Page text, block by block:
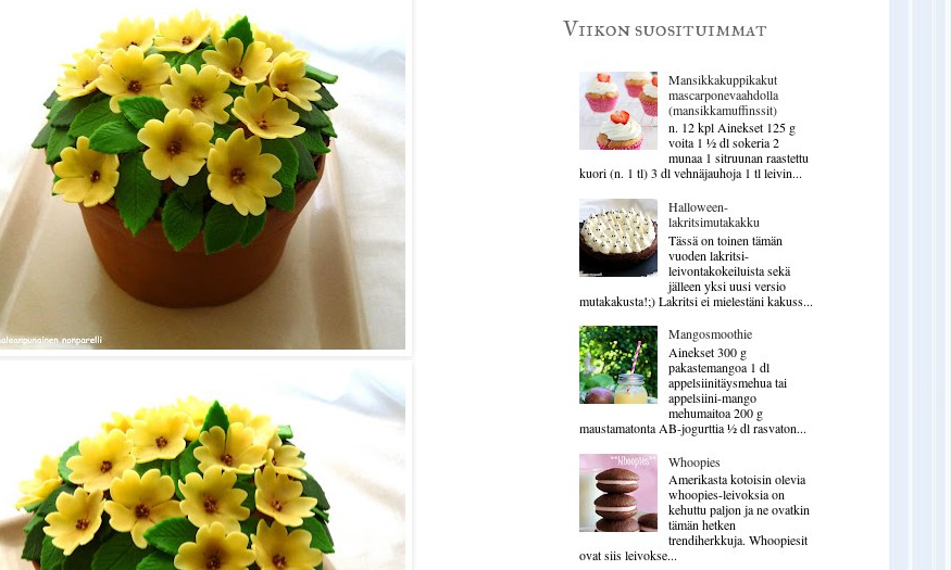
Viikon suosituimmat
Mansikkakuppikakut
mascarponevaahdolla
(mansikkamuffinssit)
n. 12 kpl Ainekset 125 g
voita 1 ½ dl sokeria 2
munaa 1 sitruunan raastettu
kuori (n. 1 tl) 3 dl vehnäjauhoja 1 tl leivin...
Halloween-
lakritsimutakakku
Tässä on toinen tämän
vuoden lakritsi-
leivontakokeiluista sekä
jälleen yksi uusi versio
mutakakusta!;) Lakritsi ei mielestäni kakuss...
Mangosmoothie
Ainekset 300 g
pakastemangoa 1 dl
appelsiinitäysmehua tai
appelsiini-mango
mehumaitoa 200 g
maustamatonta AB-jogurttia ½ dl rasvaton...
Whoopies
Amerikasta kotoisin olevia
whoopies-leivoksia on
kehuttu paljon ja ne ovatkin
tämän hetken
trendiherkkuja. Whoopiesit
ovat siis leivokse...